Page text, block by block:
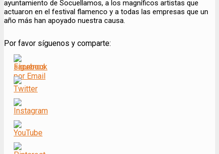
ayuntamiento de Socuellamos, a los magníficos artistas que
actuaron en el festival flamenco y a todas las empresas que un
año más han apoyado nuestra causa.
Por favor síguenos y comparte: